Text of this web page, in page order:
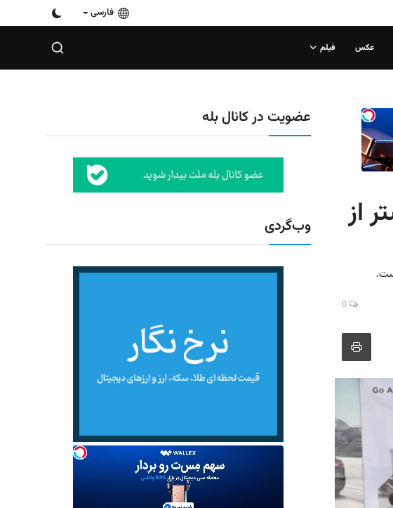
فارسی
عکس فیلم
درصد بیشتر از
0
عضویت در کانال بله
وب‌گردی